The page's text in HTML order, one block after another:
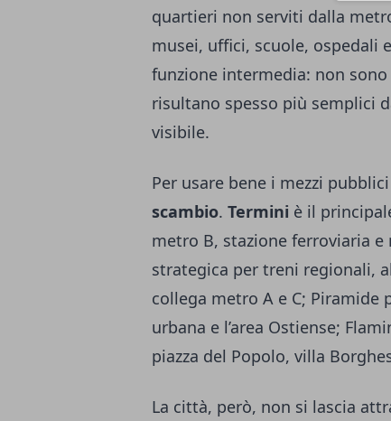
quartieri non serviti dalla
musei, uffici, scuole, ospedali
funzione intermedia: non
risultano spesso più semplici
visibile.
Per usare bene i mezzi
scambio. Termini è il
metro B, stazione ferroviaria
strategica per treni regionali,
collega metro A e C;
urbana e l’area Ostiense;
piazza del Popolo, villa
La città, però, non si lascia